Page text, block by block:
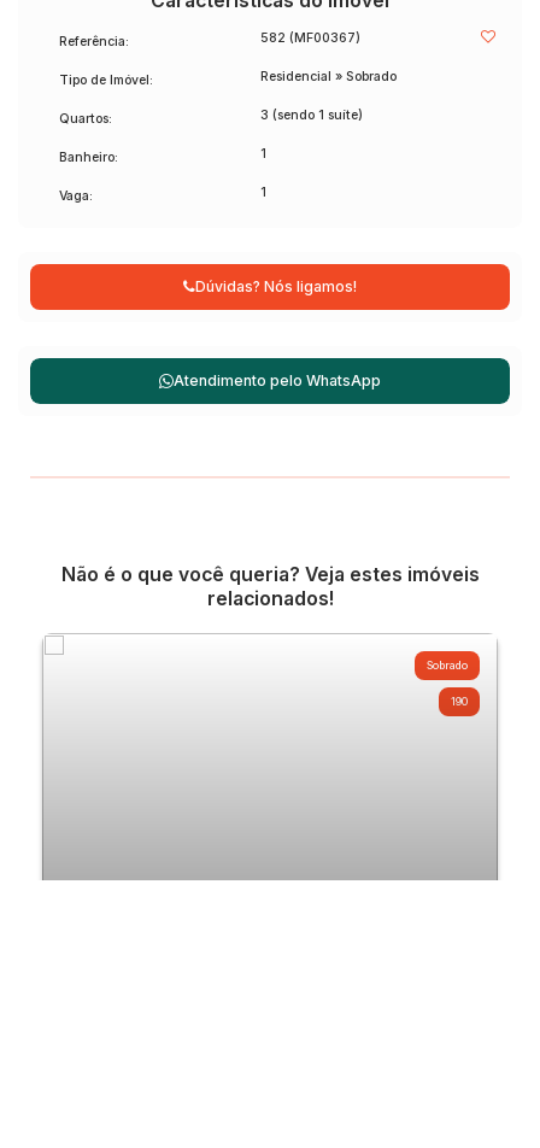
Referência: 582 (MF00367)
Tipo de Imóvel: Residencial » Sobrado
Quartos: 3 (sendo 1 suíte)
Banheiro: 1
Vaga: 1
Dúvidas? Nós ligamos!
Atendimento pelo WhatsApp
Não é o que você queria? Veja estes imóveis
relacionados!
Sobrado
190